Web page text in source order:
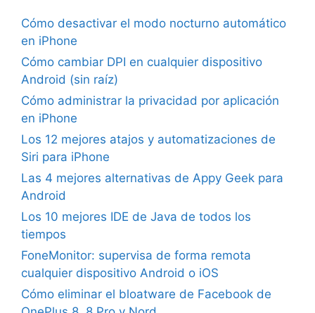
Cómo desactivar el modo nocturno automático
en iPhone
Cómo cambiar DPI en cualquier dispositivo
Android (sin raíz)
Cómo administrar la privacidad por aplicación
en iPhone
Los 12 mejores atajos y automatizaciones de
Siri para iPhone
Las 4 mejores alternativas de Appy Geek para
Android
Los 10 mejores IDE de Java de todos los
tiempos
FoneMonitor: supervisa de forma remota
cualquier dispositivo Android o iOS
Cómo eliminar el bloatware de Facebook de